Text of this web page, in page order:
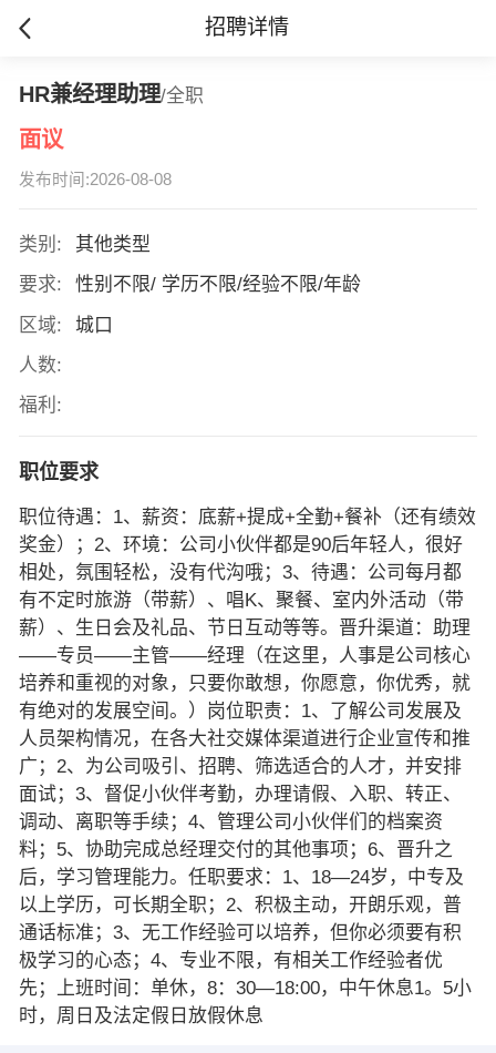
招聘详情
HR兼经理助理/全职
面议
发布时间:2026-08-08
类别:
其他类型
要求:
性别不限/ 学历不限/经验不限/年龄
区域:
城口
人数:
福利:
职位要求
职位待遇：1、薪资：底薪+提成+全勤+餐补（还有绩效
奖金）；2、环境：公司小伙伴都是90后年轻人，很好
相处，氛围轻松，没有代沟哦；3、待遇：公司每月都
有不定时旅游（带薪）、唱K、聚餐、室内外活动（带
薪）、生日会及礼品、节日互动等等。晋升渠道：助理
——专员——主管——经理（在这里，人事是公司核心
培养和重视的对象，只要你敢想，你愿意，你优秀，就
有绝对的发展空间。）岗位职责：1、了解公司发展及
人员架构情况，在各大社交媒体渠道进行企业宣传和推
广；2、为公司吸引、招聘、筛选适合的人才，并安排
面试；3、督促小伙伴考勤，办理请假、入职、转正、
调动、离职等手续；4、管理公司小伙伴们的档案资
料；5、协助完成总经理交付的其他事项；6、晋升之
后，学习管理能力。任职要求：1、18—24岁，中专及
以上学历，可长期全职；2、积极主动，开朗乐观，普
通话标准；3、无工作经验可以培养，但你必须要有积
极学习的心态；4、专业不限，有相关工作经验者优
先；上班时间：单休，8：30—18:00，中午休息1。5小
时，周日及法定假日放假休息